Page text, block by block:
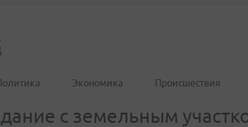
Экономика Происшествия
с земельным